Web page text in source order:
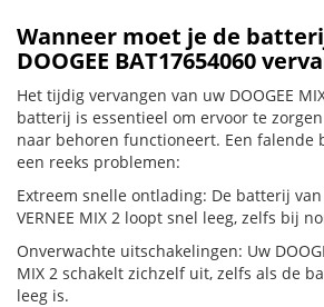
Wanneer moet je de
DOOGEE BAT17654060
Het tijdig vervangen van uw DOOGEE
batterij is essentieel om ervoor te
naar behoren functioneert. Een falende
een reeks problemen:
Extreem snelle ontlading: De batterij van
VERNEE MIX 2 loopt snel leeg, zelfs bij
Onverwachte uitschakelingen: Uw
MIX 2 schakelt zichzelf uit, zelfs als de
leeg is.